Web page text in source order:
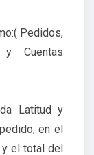
Pedidos,
y Cuentas
Latitud y
en el
y el total del